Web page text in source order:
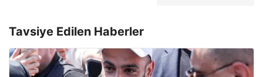
Tavsiye Edilen Haberler